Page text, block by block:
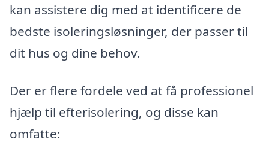
kan assistere dig med at identificere de
bedste isoleringsløsninger, der passer til
dit hus og dine behov.
Der er flere fordele ved at få professionel
hjælp til efterisolering, og disse kan
omfatte: